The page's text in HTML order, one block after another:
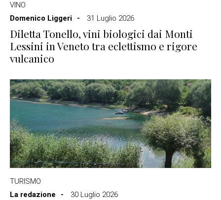
VINO
Domenico Liggeri
31 Luglio 2026
Diletta Tonello, vini biologici dai Monti
Lessini in Veneto tra eclettismo e rigore
vulcanico
TURISMO
La redazione
30 Luglio 2026